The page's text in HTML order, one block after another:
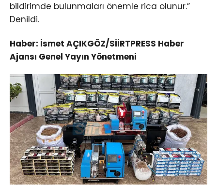
bildirimde bulunmaları önemle rica olunur.”
Denildi.
Haber: İsmet AÇIKGÖZ/SİİRTPRESS Haber
Ajansı Genel Yayın Yönetmeni